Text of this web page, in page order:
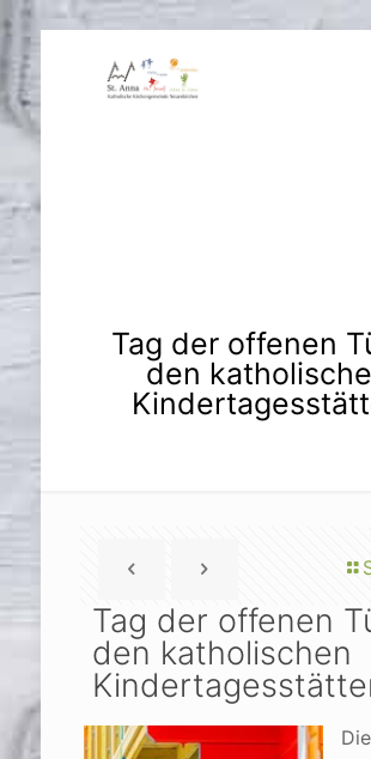
Tag der offenen
den
Tag der offenen
den katholischen